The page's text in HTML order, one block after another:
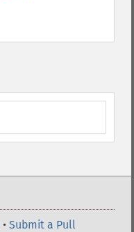
• Submit a Pull